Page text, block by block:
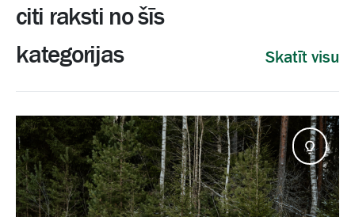
citi raksti no šīs
kategorijas
Skatīt visu